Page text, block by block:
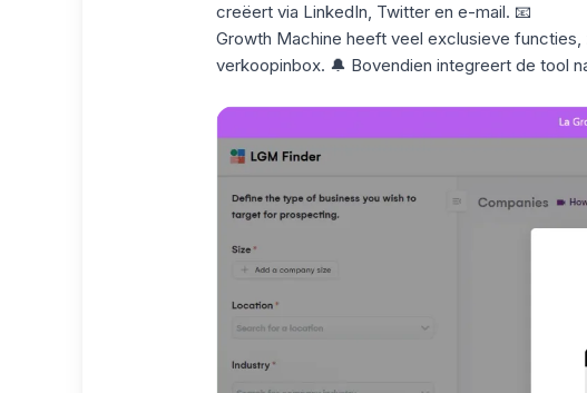
creëert via LinkedIn, Twitter en e-mail. 📧
Growth Machine heeft veel exclusieve functies,
verkoopinbox. 🔔 Bovendien integreert de tool